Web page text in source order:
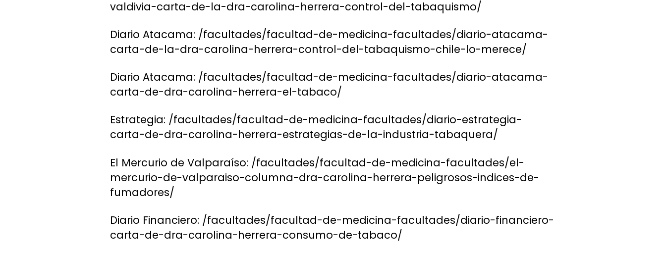
valdivia-carta-de-la-dra-carolina-herrera-control-del-tabaquismo/
Diario Atacama: /facultades/facultad-de-medicina-facultades/diario-atacama-
carta-de-la-dra-carolina-herrera-control-del-tabaquismo-chile-lo-merece/
Diario Atacama: /facultades/facultad-de-medicina-facultades/diario-atacama-
carta-de-dra-carolina-herrera-el-tabaco/
Estrategia: /facultades/facultad-de-medicina-facultades/diario-estrategia-
carta-de-dra-carolina-herrera-estrategias-de-la-industria-tabaquera/
El Mercurio de Valparaíso: /facultades/facultad-de-medicina-facultades/el-
mercurio-de-valparaiso-columna-dra-carolina-herrera-peligrosos-indices-de-
fumadores/
Diario Financiero: /facultades/facultad-de-medicina-facultades/diario-financiero-
carta-de-dra-carolina-herrera-consumo-de-tabaco/